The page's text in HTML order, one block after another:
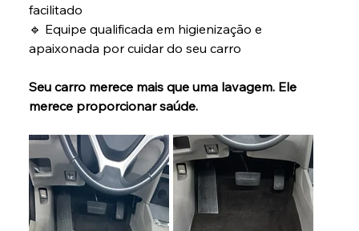
facilitado
🔹 Equipe qualificada em higienização e
apaixonada por cuidar do seu carro
Seu carro merece mais que uma lavagem. Ele
merece proporcionar saúde.